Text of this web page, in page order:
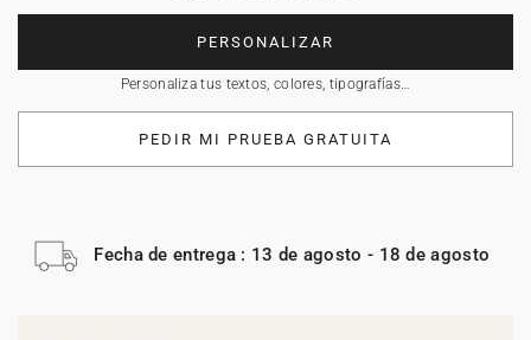
PERSONALIZAR
Personaliza tus textos, colores, tipografías…
PEDIR MI PRUEBA GRATUITA
Fecha de entrega : 13 de agosto - 18 de agosto